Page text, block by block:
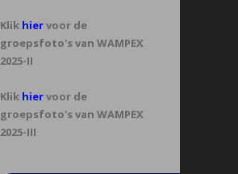
Klik hiervoor de
groepsfoto's van WAMPEX
2025-II
Klik hiervoor de
groepsfoto's van WAMPEX
2025-III